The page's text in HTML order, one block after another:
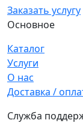
Заказать услугу
Основное
Каталог
Услуги
О нас
Доставка /
Служба